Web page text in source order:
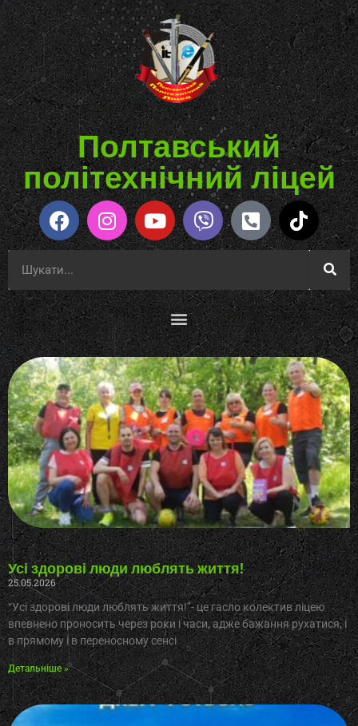
Полтавський
політехнічний ліцей
Усі здорові люди люблять життя!
25.05.2026
“Усі здорові люди люблять життя!”- це гасло колектив ліцею
впевнено проносить через роки і часи, адже бажання рухатися, і
в прямому і в переносному сенсі
Детальніше »